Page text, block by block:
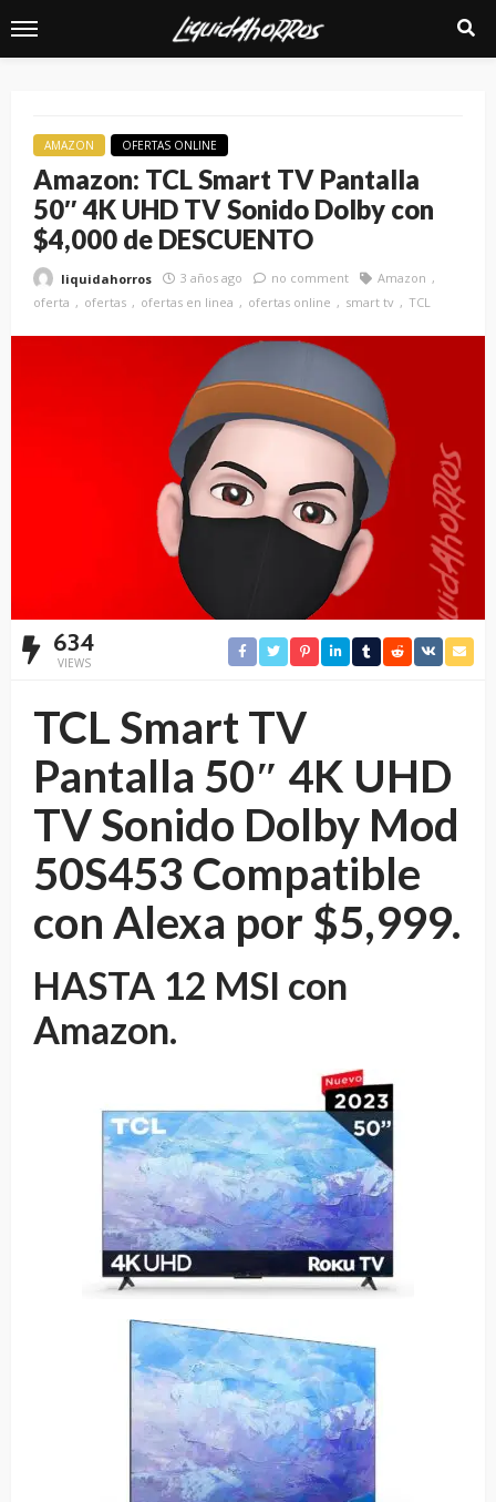
AMAZON OFERTAS ONLINE
Amazon: TCL Smart TV Pantalla
50″ 4K UHD TV Sonido Dolby con
$4,000 de DESCUENTO
liquidahorros 3 años ago no comment
Amazon
oferta
ofertas ofertas en linea ofertas online smart tv TCL
634
VIEWS
TCL Smart TV
Pantalla 50″ 4K UHD
TV Sonido Dolby Mod
50S453 Compatible
con Alexa por $5,999.
HASTA 12 MSI con
Amazon.